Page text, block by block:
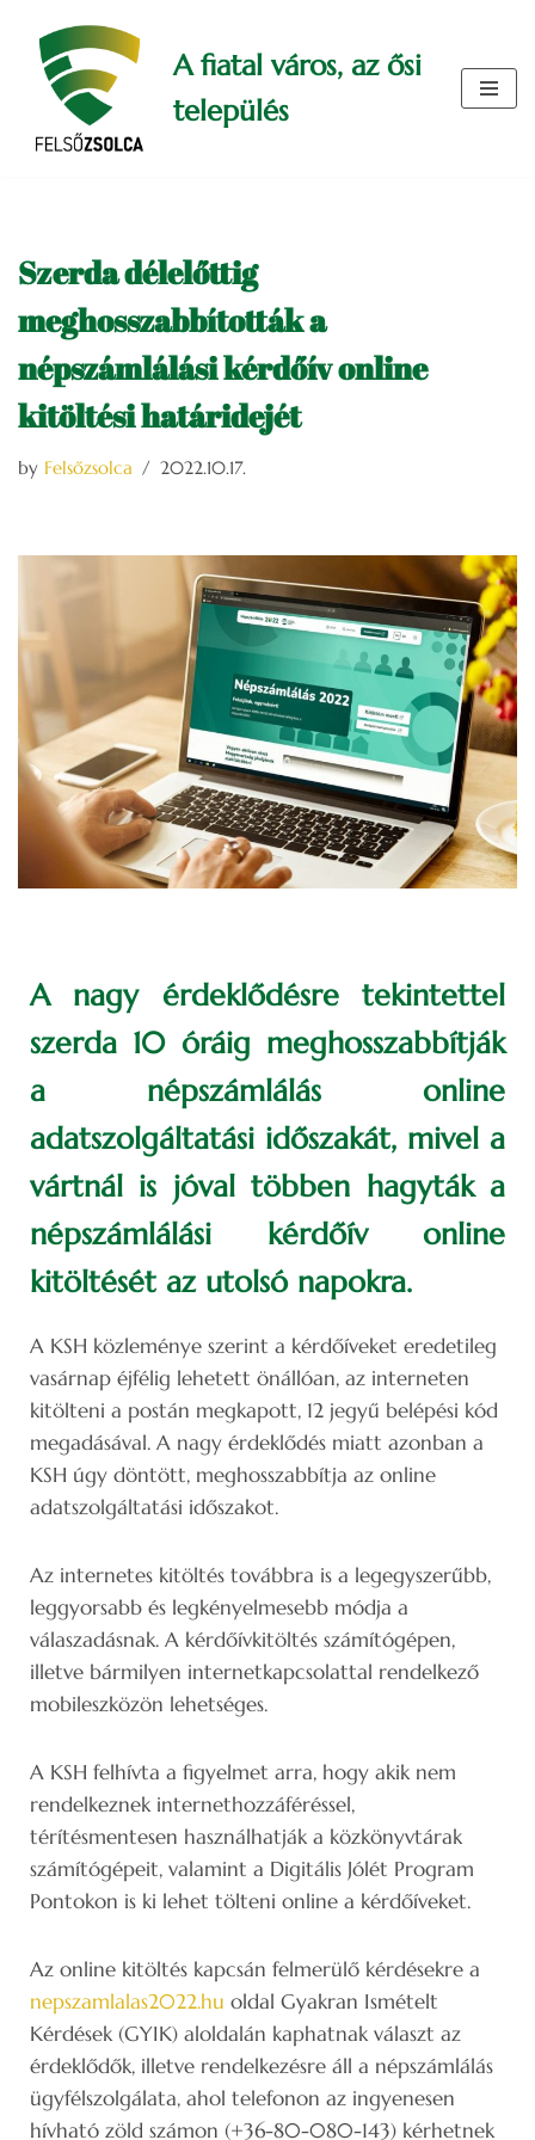
Skip
content
A fiatal város, az ősi
település
Szerda délelőttig
meghosszabbították a
népszámlálási kérdőív online
kitöltési határidejét
by Felsőzsolca 2022.10.17.
A nagy érdeklődésre tekintettel
szerda 10 óráig meghosszabbítják
a népszámlálás online
adatszolgáltatási időszakát, mivel a
vártnál is jóval többen hagyták a
népszámlálási kérdőív online
kitöltését az utolsó napokra.
A KSH közleménye szerint a kérdőíveket eredetileg
vasárnap éjfélig lehetett önállóan, az interneten
kitölteni a postán megkapott, 12 jegyű belépési kód
megadásával. A nagy érdeklődés miatt azonban a
KSH úgy döntött, meghosszabbítja az online
adatszolgáltatási időszakot.
Az internetes kitöltés továbbra is a legegyszerűbb,
leggyorsabb és legkényelmesebb módja a
válaszadásnak. A kérdőívkitöltés számítógépen,
illetve bármilyen internetkapcsolattal rendelkező
mobileszközön lehetséges.
A KSH felhívta a figyelmet arra, hogy akik nem
rendelkeznek internethozzáféréssel,
térítésmentesen használhatják a közkönyvtárak
számítógépeit, valamint a Digitális Jólét Program
Pontokon is ki lehet tölteni online a kérdőíveket.
Az online kitöltés kapcsán felmerülő kérdésekre a
nepszamlalas2022.hu oldal Gyakran Ismételt
Kérdések (GYIK) aloldalán kaphatnak választ az
érdeklődők, illetve rendelkezésre áll a népszámlálás
ügyfélszolgálata, ahol telefonon az ingyenesen
hívható zöld számon (+36-80-080-143) kérhetnek